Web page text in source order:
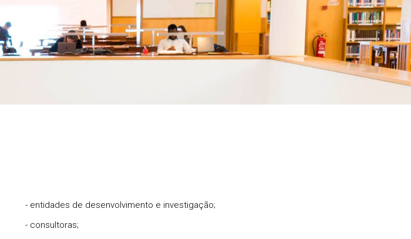
- entidades de desenvolvimento e investigação;
- consultoras;